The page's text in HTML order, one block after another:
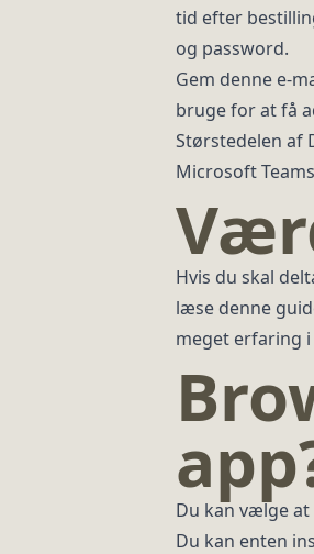
tid efter
og password.
Gem denne e-
bruge for at få
Størstedelen af
Microsoft
Hvis du skal
læse denne
meget erfaring
Du kan vælge at
Du kan enten